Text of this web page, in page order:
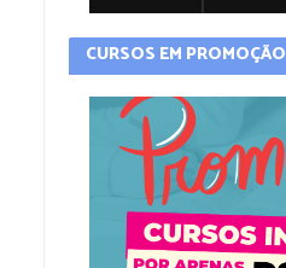
CURSOS EM PROMOÇÃO